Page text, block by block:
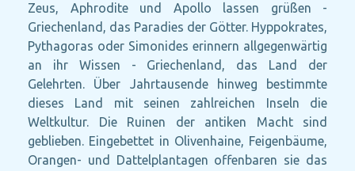
Zeus, Aphrodite und Apollo lassen grüßen -
Griechenland, das Paradies der Götter. Hyppokrates,
Pythagoras oder Simonides erinnern allgegenwärtig
an ihr Wissen - Griechenland, das Land der
Gelehrten. Über Jahrtausende hinweg bestimmte
dieses Land mit seinen zahlreichen Inseln die
Weltkultur. Die Ruinen der antiken Macht sind
geblieben. Eingebettet in Olivenhaine, Feigenbäume,
Orangen- und Dattelplantagen offenbaren sie das